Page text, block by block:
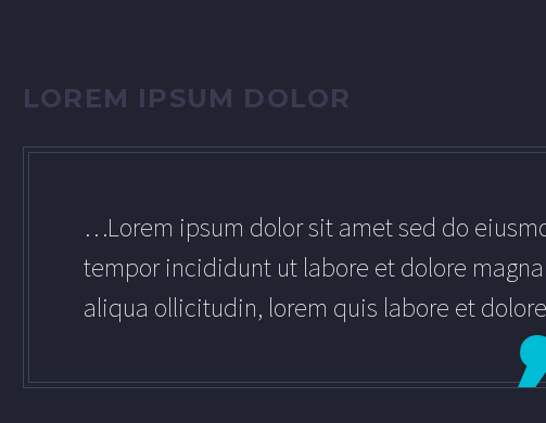
LOREM IPSUM DOLOR
…Lorem ipsum dolor sit amet sed do
tempor incididunt ut labore et dolore magna
aliqua ollicitudin, lorem quis labore et